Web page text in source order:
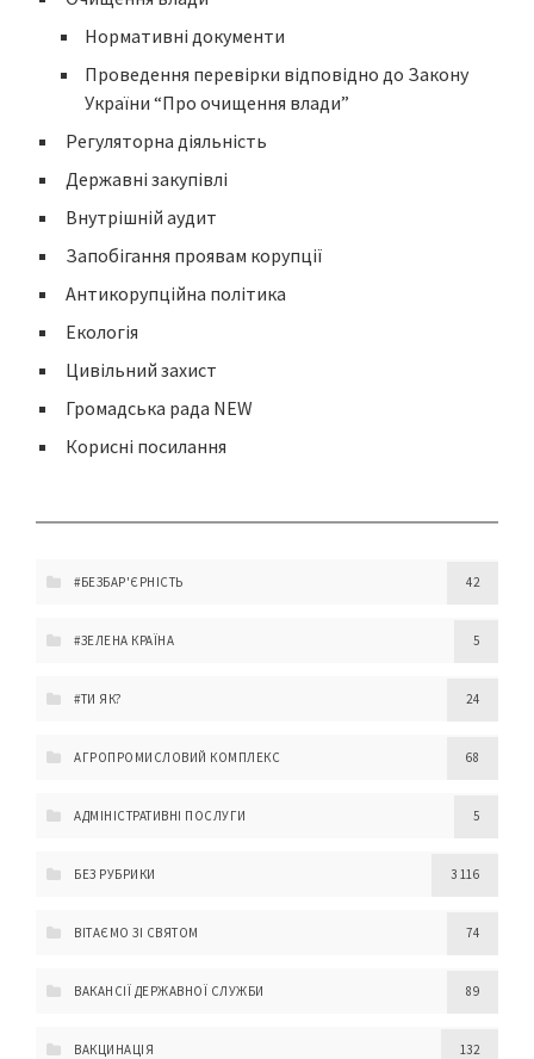
Нормативні документи
Проведення перевірки відповідно до Закону
України “Про очищення влади”
Регуляторна діяльність
Державні закупівлі
Внутрішній аудит
Запобігання проявам корупції
Антикорупційна політика
Екологія
Цивільний захист
Громадська рада NEW
Корисні посилання
#БЕЗБАР'ЄРНІСТЬ 42
#ЗЕЛЕНА КРАЇНА 5
#ТИ ЯК? 24
АГРОПРОМИСЛОВИЙ КОМПЛЕКС 68
АДМІНІСТРАТИВНІ ПОСЛУГИ 5
БЕЗ РУБРИКИ 3 116
ВІТАЄМО ЗІ СВЯТОМ 74
ВАКАНСІЇ ДЕРЖАВНОЇ СЛУЖБИ 89
ВАКЦИНАЦІЯ 132